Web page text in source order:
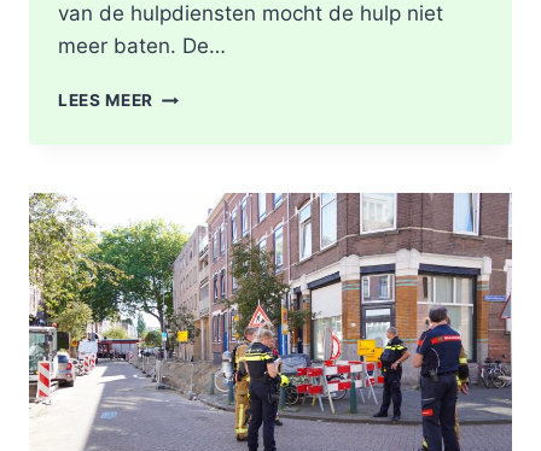
van de hulpdiensten mocht de hulp niet
meer baten. De…
LEES MEER MAN
WATER
RAAKT
LANGS
DE
KASTANJESINGEL
IN
ROTTERDAM-
SCHIEBROEK